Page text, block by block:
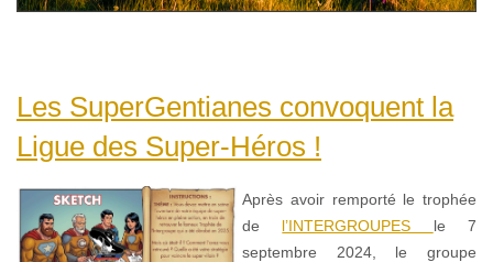
Les SuperGentianes convoquent la
Ligue des Super-Héros !
Après avoir remporté le trophée
de l’INTERGROUPES le 7
septembre 2024, le groupe